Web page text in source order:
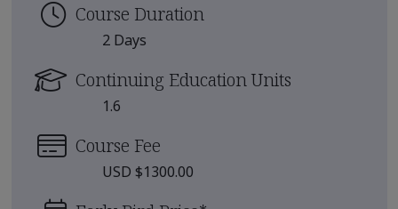
Course Duration
2 Days
Continuing Education Units
1.6
Course Fee
USD $1300.00